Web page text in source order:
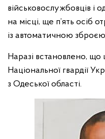
військовослужбовців і
на місці, ще п’ять осіб
із автоматичною зброєю
Наразі встановлено, що
Національної гвардії
з Одеської області.